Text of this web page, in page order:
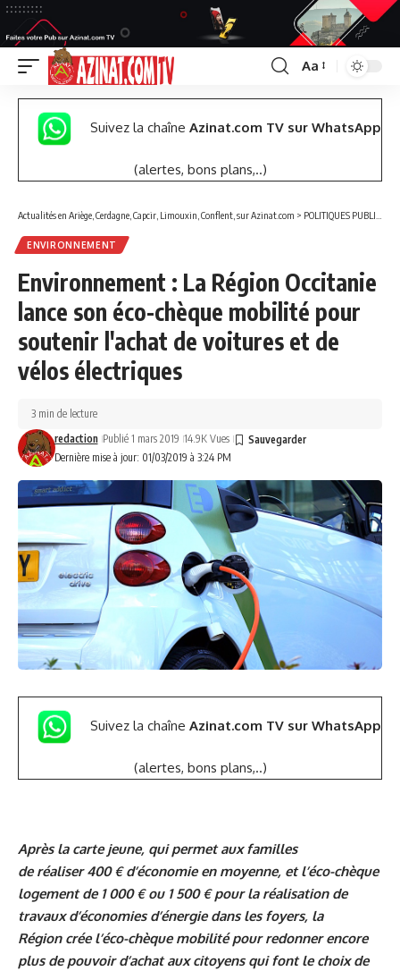
Font
Resizer
Aa
Suivez la chaîne Azinat.com TV sur WhatsApp
(alertes, bons plans,..)
Actualités en Ariège, Cerdagne, Capcir, Limouxin, Conflent, sur Azinat.com > POLITIQUES PUBLIQUES
ENVIRONNEMENT
Environnement : La Région Occitanie
lance son éco-chèque mobilité pour
soutenir l'achat de voitures et de
vélos électriques
Dernière mise à jour: 01/03/2019 à 3:24 PM
redaction Publié 1 mars 2019 14.9K Vues
3 min de lecture
Suivez la chaîne Azinat.com TV sur WhatsApp
(alertes, bons plans,..)
Après la carte jeune, qui permet aux familles
de réaliser 400 € d’économie en moyenne, et l’éco-chèque
logement de 1 000 € ou 1 500 € pour la réalisation de
travaux d’économies d’énergie dans les foyers, la
Région crée l’éco-chèque mobilité pour redonner encore
plus de pouvoir d’achat aux citoyens qui font le choix de